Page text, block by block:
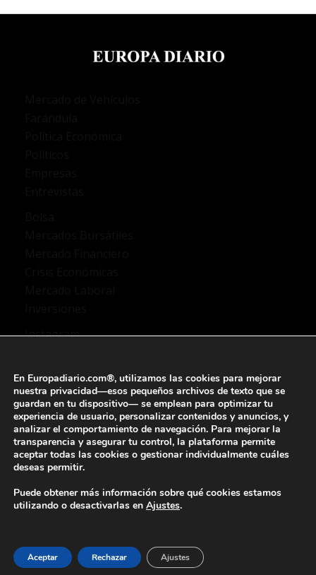
Instagram
X Twitter
YouTube
Facebook
Quienes somos
Preguntas frecuentes
Contacto
En Europadiario.com®, utilizamos las cookies para mejorar
nuestra privacidad—esos pequeños archivos de texto que se
guardan en tu dispositivo— se emplean para optimizar tu
experiencia de usuario, personalizar contenidos y anuncios, y
analizar el comportamiento de navegación. Para mejorar la
transparencia y asegurar tu control, la plataforma permite
aceptar todas las cookies o gestionar individualmente cuáles
deseas permitir.
Puede obtener más información sobre qué cookies estamos
utilizando o desactivarlas en Ajustes.
Aceptar Rechazar Ajustes